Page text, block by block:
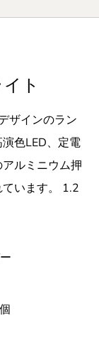
ト
ザインのラン
色LED、定電
ルミニウム押
います。 1.2